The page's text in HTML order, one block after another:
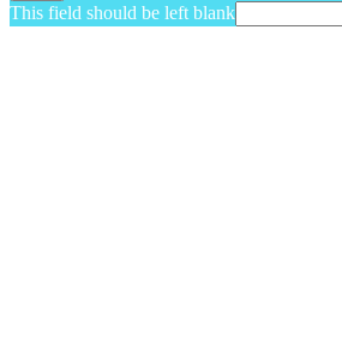
This field should be left blank